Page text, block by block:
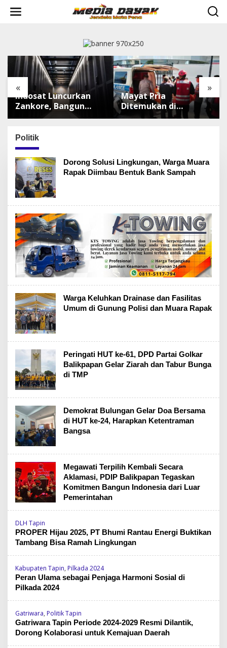
« »
Indosat Luncurkan
Zankore, Bangun
Platform
Terbesar di Asia
Tenggara
Mayat Pria
Ditemukan di
Sepinggan
Politik
Dorong Solusi Lingkungan, Warga Muara
Rapak Diimbau Bentuk Bank Sampah
Warga Keluhkan Drainase dan Fasilitas
Umum di Gunung Polisi dan Muara Rapak
Peringati HUT ke-61, DPD Partai Golkar
Balikpapan Gelar Ziarah dan Tabur Bunga
di TMP
Demokrat Bulungan Gelar Doa Bersama
di HUT ke-24, Harapkan Ketentraman
Bangsa
Megawati Terpilih Kembali Secara
Aklamasi, PDIP Balikpapan Tegaskan
Komitmen Bangun Indonesia dari Luar
Pemerintahan
DLH Tapin
PROPER Hijau 2025, PT Bhumi Rantau Energi Buktikan
Tambang Bisa Ramah Lingkungan
Kabupaten Tapin, Pilkada 2024
Peran Ulama sebagai Penjaga Harmoni Sosial di
Pilkada 2024
Gatriwara, Politik Tapin
Gatriwara Tapin Periode 2024-2029 Resmi Dilantik,
Dorong Kolaborasi untuk Kemajuan Daerah